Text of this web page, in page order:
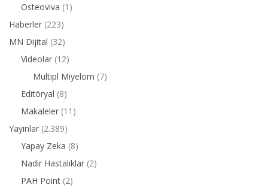
Osteoviva (1)
Haberler (223)
MN Dijital (32)
Videolar (12)
Multipl Miyelom (7)
Editöryal (8)
Makaleler (11)
Yayınlar (2.389)
Yapay Zeka (8)
Nadir Hastalıklar (2)
PAH Point (2)